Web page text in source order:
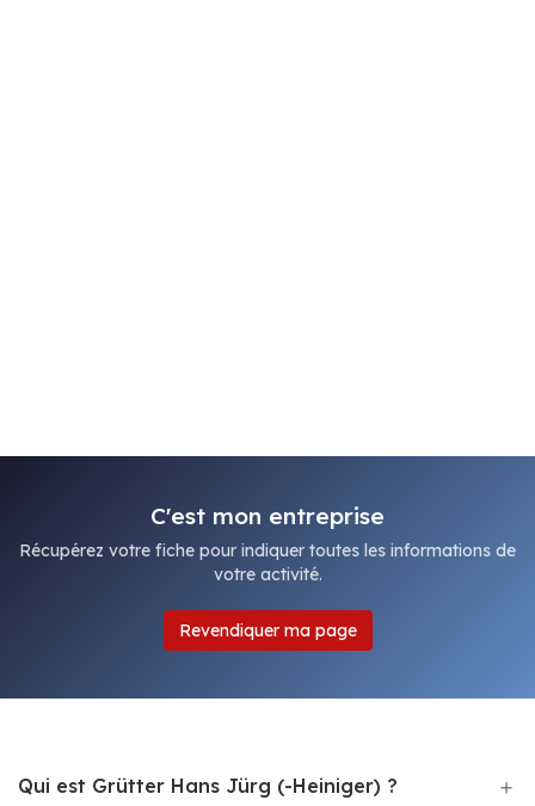
C'est mon entreprise
Récupérez votre fiche pour indiquer toutes les informations de
votre activité.
Revendiquer ma page
Qui est Grütter Hans Jürg (-Heiniger) ?